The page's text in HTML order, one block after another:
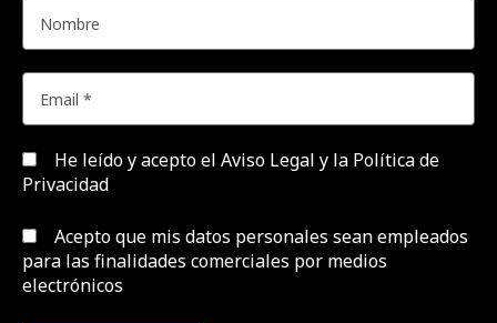
He leído y acepto el Aviso Legal y la Política de
Privacidad
Acepto que mis datos personales sean empleados
para las finalidades comerciales por medios
electrónicos